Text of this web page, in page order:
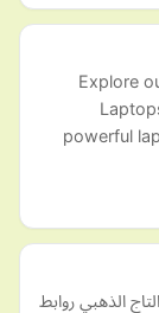
Explore
powerful
الذهبي روابط